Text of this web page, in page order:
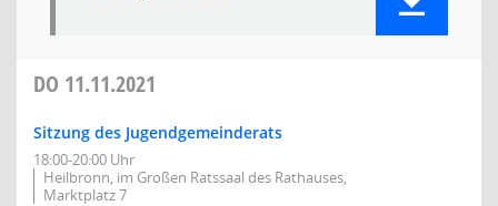
DO 11.11.2021
Sitzung des Jugendgemeinderats
18:00-20:00 Uhr
Heilbronn, im Großen Ratssaal des Rathauses,
Marktplatz 7